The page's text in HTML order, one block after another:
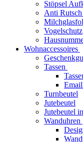
Stöpsel
Anti
Vogelschutz
Wohnaccessoires
Tassen
Turnbeutel
Jutebeutel
Jutebeutel
Wanduhren